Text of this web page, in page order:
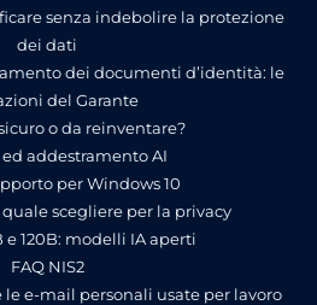
senza indebolire la protezione
dei dati
dei documenti d’identità: le
del Garante
o da reinventare?
addestramento AI
per Windows 10
quale scegliere per la privacy
e 120B: modelli IA aperti
FAQ NIS2
le e-mail personali usate per lavoro